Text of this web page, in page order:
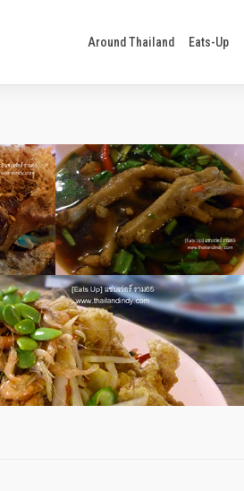
Around Thailand Eats-Up